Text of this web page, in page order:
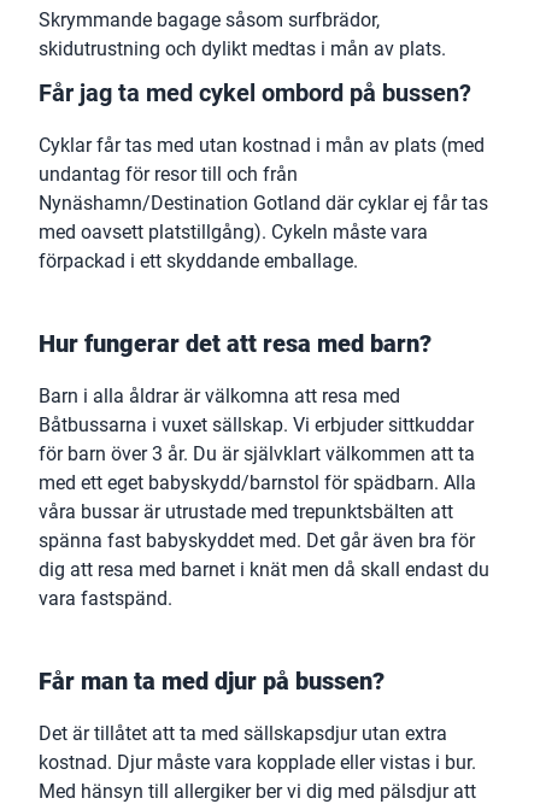
Skrymmande bagage såsom surfbrädor,
skidutrustning och dylikt medtas i mån av plats.
Får jag ta med cykel ombord på bussen?
Cyklar får tas med utan kostnad i mån av plats (med
undantag för resor till och från
Nynäshamn/Destination Gotland där cyklar ej får tas
med oavsett platstillgång). Cykeln måste vara
förpackad i ett skyddande emballage.
Hur fungerar det att resa med barn?
Barn i alla åldrar är välkomna att resa med
Båtbussarna i vuxet sällskap. Vi erbjuder sittkuddar
för barn över 3 år. Du är självklart välkommen att ta
med ett eget babyskydd/barnstol för spädbarn. Alla
våra bussar är utrustade med trepunktsbälten att
spänna fast babyskyddet med. Det går även bra för
dig att resa med barnet i knät men då skall endast du
vara fastspänd.
Får man ta med djur på bussen?
Det är tillåtet att ta med sällskapsdjur utan extra
kostnad. Djur måste vara kopplade eller vistas i bur.
Med hänsyn till allergiker ber vi dig med pälsdjur att